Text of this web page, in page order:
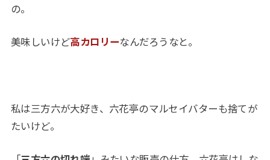
の。
美味しいけど高カロリーなんだろうなと。
私は三方六が大好き、六花亭のマルセイバターも捨てが
たいけど。